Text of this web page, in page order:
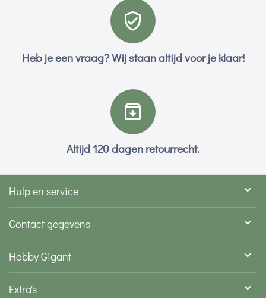
Heb je een vraag? Wij staan altijd voor je klaar!
Altijd 120 dagen retourrecht.
Hulp en service
Contact gegevens
Hobby Gigant
Extra's